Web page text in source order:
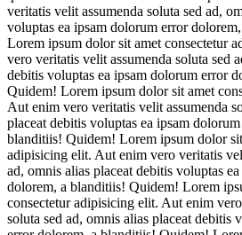
veritatis velit assumenda soluta sed ad,
voluptas ea ipsam dolorum error
Lorem ipsum dolor sit amet consectetur
vero veritatis velit assumenda soluta sed
debitis voluptas ea ipsam dolorum error
Quidem! Lorem ipsum dolor sit amet
Aut enim vero veritatis velit assumenda
placeat debitis voluptas ea ipsam
blanditiis! Quidem! Lorem ipsum dolor
adipisicing elit. Aut enim vero veritatis
ad, omnis alias placeat debitis voluptas
dolorem, a blanditiis! Quidem! Lorem
consectetur adipisicing elit. Aut enim
soluta sed ad, omnis alias placeat debitis